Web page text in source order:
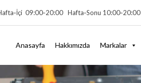
09:00‑20:00 Hafta‑Sonu 10:00‑20:00
Anasayfa Hakkımızda Markalar